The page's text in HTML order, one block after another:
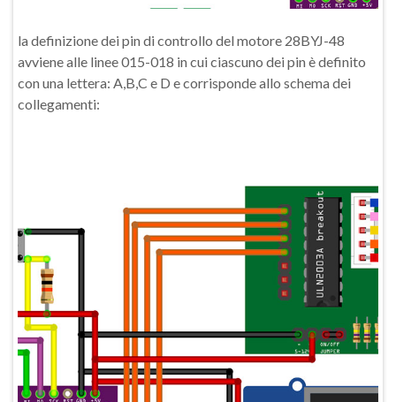
la definizione dei pin di controllo del motore 28BYJ-48
avviene alle linee 015-018 in cui ciascuno dei pin è definito
con una lettera: A,B,C e D e corrisponde allo schema dei
collegamenti: